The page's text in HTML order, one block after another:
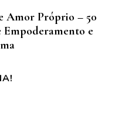
Amor Próprio – 50
Empoderamento e